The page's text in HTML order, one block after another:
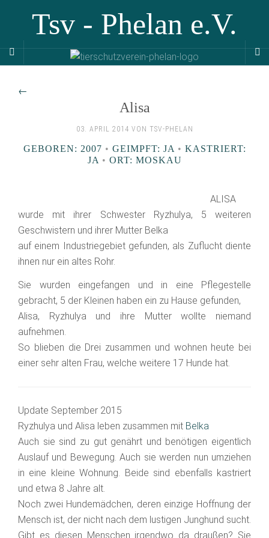
Tsv - Phelan e.V.
←
Alisa
03. APRIL 2014 VON TSV-PHELAN
GEBOREN: 2007 • GEIMPFT: JA • KASTRIERT:
JA • ORT: MOSKAU
ALISA
wurde mit ihrer Schwester Ryzhulya, 5 weiteren
Geschwistern und ihrer Mutter Belka
auf einem Industriegebiet gefunden, als Zuflucht diente
ihnen nur ein altes Rohr.
Sie wurden eingefangen und in eine Pflegestelle
gebracht, 5 der Kleinen haben ein zu Hause gefunden,
Alisa, Ryzhulya und ihre Mutter wollte niemand
aufnehmen.
So blieben die Drei zusammen und wohnen heute bei
einer sehr alten Frau, welche weitere 17 Hunde hat.
Update September 2015
Ryzhulya und Alisa leben zusammen mit Belka
Auch sie sind zu gut genährt und benötigen eigentlich
Auslauf und Bewegung. Auch sie werden nun umziehen
in eine kleine Wohnung. Beide sind ebenfalls kastriert
und etwa 8 Jahre alt.
Noch zwei Hundemädchen, deren einzige Hoffnung der
Mensch ist, der nicht nach dem lustigen Junghund sucht.
Gibt es diesen Menschen irgendwo da draußen? Sie